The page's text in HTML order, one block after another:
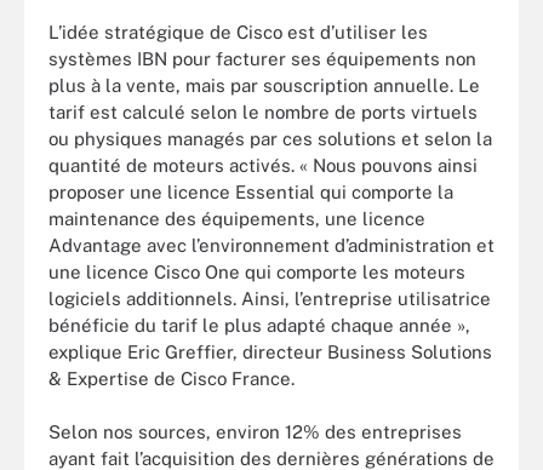
L’idée stratégique de Cisco est d’utiliser les
systèmes IBN pour facturer ses équipements non
plus à la vente, mais par souscription annuelle. Le
tarif est calculé selon le nombre de ports virtuels
ou physiques managés par ces solutions et selon la
quantité de moteurs activés. « Nous pouvons ainsi
proposer une licence Essential qui comporte la
maintenance des équipements, une licence
Advantage avec l’environnement d’administration et
une licence Cisco One qui comporte les moteurs
logiciels additionnels. Ainsi, l’entreprise utilisatrice
bénéficie du tarif le plus adapté chaque année »,
explique Eric Greffier, directeur Business Solutions
& Expertise de Cisco France.
Selon nos sources, environ 12% des entreprises
ayant fait l’acquisition des dernières générations de